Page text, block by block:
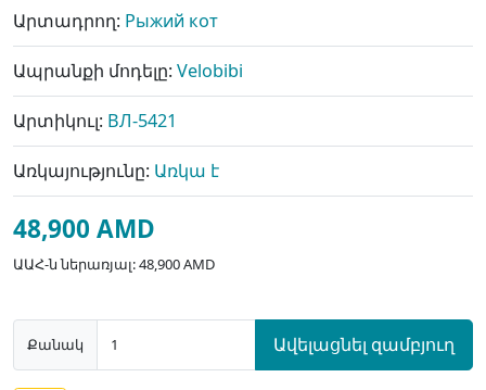
Արտադրող: Рыжий кот
Ապրանքի մոդելը: Velobibi
Արտիկուլ: ВЛ-5421
Առկայությունը: Առկա է
48,900 AMD
ԱԱՀ-ն ներառյալ: 48,900 AMD
Քանակ Ավելացնել զամբյուղ